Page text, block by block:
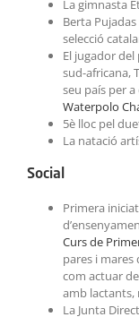
La gimnasta
Berta Pujadas
selecció
El jugador
sud-africana,
seu país per
Waterpolo
5è lloc pel
La natació
Social
Primera
Curs de
pares i mares
com actuar
amb lactants,
La Junta